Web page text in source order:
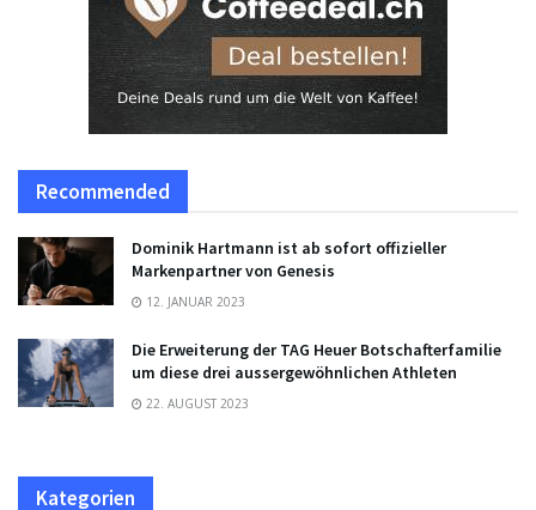
Recommended
Dominik Hartmann ist ab sofort offizieller
Markenpartner von Genesis
12. JANUAR 2023
Die Erweiterung der TAG Heuer Botschafterfamilie
um diese drei aussergewöhnlichen Athleten
22. AUGUST 2023
Kategorien